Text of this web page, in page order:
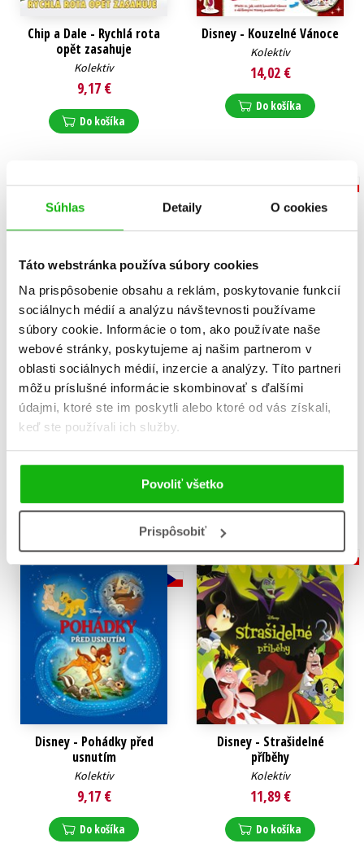
Súhlas Detaily O cookies
Táto webstránka používa súbory cookies
Na prispôsobenie obsahu a reklám, poskytovanie funkcií
sociálnych médií a analýzu návštevnosti používame
súbory cookie. Informácie o tom, ako používate naše
webové stránky, poskytujeme aj našim partnerom v
oblasti sociálnych médií, inzercie a analýzy. Títo partneri
môžu príslušné informácie skombinovať s ďalšími
údajmi, ktoré ste im poskytli alebo ktoré od vás získali,
keď ste používali ich služby.
Povoliť všetko
Prispôsobiť
Chip a Dale - Rychlá rota
opět zasahuje
Kolektiv
9,17 €
Do košíka
Disney - Kouzelné Vánoce
Kolektiv
14,02 €
Do košíka
Disney - Dobrou noc s
Disneym
5,94 €
Disney - Adventní kalendář
25,42 €
Disney - Pohádky před
usnutím
Kolektiv
9,17 €
Do košíka
Disney - Strašidelné
příběhy
Kolektiv
11,89 €
Do košíka